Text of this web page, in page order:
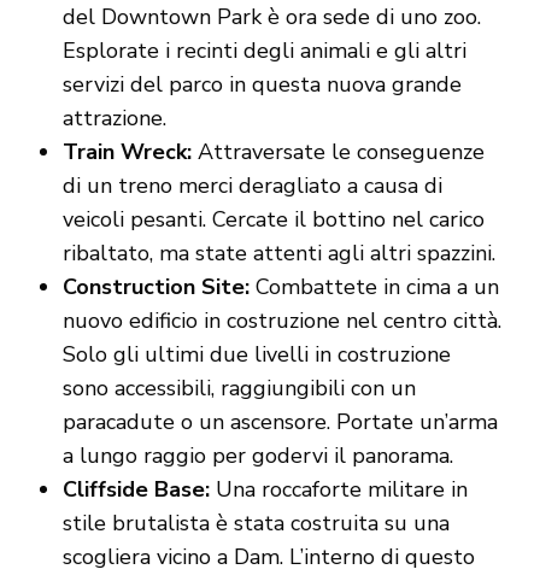
del Downtown Park è ora sede di uno zoo.
Esplorate i recinti degli animali e gli altri
servizi del parco in questa nuova grande
attrazione.
Train Wreck:Attraversate le conseguenze
di un treno merci deragliato a causa di
veicoli pesanti. Cercate il bottino nel carico
ribaltato, ma state attenti agli altri spazzini.
Construction Site:Combattete in cima a un
nuovo edificio in costruzione nel centro città.
Solo gli ultimi due livelli in costruzione
sono accessibili, raggiungibili con un
paracadute o un ascensore. Portate un’arma
a lungo raggio per godervi il panorama.
Cliffside Base:Una roccaforte militare in
stile brutalista è stata costruita su una
scogliera vicino a Dam. L’interno di questo